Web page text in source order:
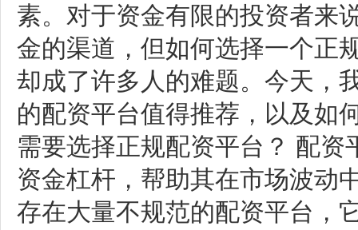
素。对于资金有限的投资者来
金的渠道，但如何选择一个正
却成了许多人的难题。今天，
的配资平台值得推荐，以及如
需要选择正规配资平台？ 配
资金杠杆，帮助其在市场波动
存在大量不规范的配资平台，